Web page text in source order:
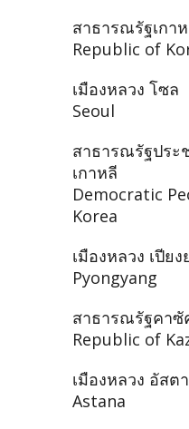
สาธารณรัฐเกา
Republic of
เมืองหลวง โซล
Seoul
สาธารณรัฐประ
เกาหลี
Democratic
Korea
เมืองหลวง เปียง
Pyongyang
สาธารณรัฐคาซั
Republic of
เมืองหลวง อัสต
Astana